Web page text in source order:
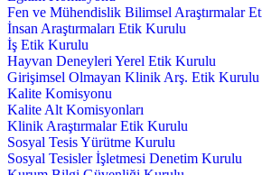
Fen ve Mühendislik Bilimsel Araştırmalar
İnsan Araştırmaları Etik Kurulu
İş Etik Kurulu
Hayvan Deneyleri Yerel Etik Kurulu
Girişimsel Olmayan Klinik Arş. Etik Kurulu
Kalite Komisyonu
Kalite Alt Komisyonları
Klinik Araştırmalar Etik Kurulu
Sosyal Tesis Yürütme Kurulu
Sosyal Tesisler İşletmesi Denetim Kurulu